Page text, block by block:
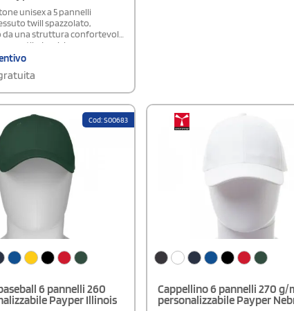
unisex a 5 pannelli
twill spazzolato,
una struttura confortevole
versatile. La visiera
al modello un aspetto
migliore aerazione. La
con loghi,
è ideale per eventi,
promozioni aziendali e
Confezionamento: 100
suddivisi in 4 display box
ciascuno. Ogni display box
da 5 pezzi.
Cod: S00683
6 pannelli 260
Payper Illinois
Cappellino 6 pannelli 270 g/
personalizzabile Payper